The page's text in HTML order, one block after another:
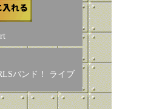
バンド！ ライブ